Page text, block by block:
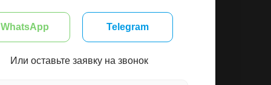
Telegram
Или оставьте заявку на звонок
WhatsApp